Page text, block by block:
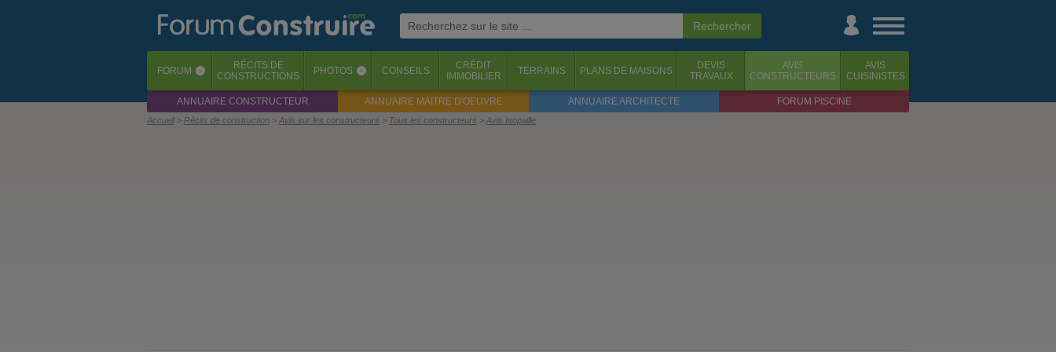
FORUM ‹ RÉCITS DE
CONSTRUCTIONS
PHOTOS ‹ CONSEILS
CRÉDIT
IMMOBILIER
TERRAINS PLANS DE MAISONS
DEVIS
TRAVAUX
AVIS
CONSTRUCTEURS
AVIS
CUISINISTES
ANNUAIRE CONSTRUCTEUR ANNUAIRE MAITRE D'OEUVRE ANNUAIRE ARCHITECTE FORUM PISCINE
Accueil Récits de construction Avis sur les constructeurs Tous les constructeurs Avis Isopaille